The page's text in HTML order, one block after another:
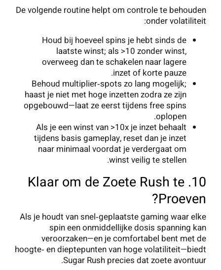
De volgende routine helpt om controle te behouden
onder volatiliteit:
Houd bij hoeveel spins je hebt sinds de
laatste winst; als >10 zonder winst,
overweeg dan te schakelen naar lagere
inzet of korte pauze.
Behoud multiplier‑spots zo lang mogelijk;
haast je niet met hoge inzetten zodra ze zijn
opgebouwd—laat ze eerst tijdens free spins
oplopen.
Als je een winst van >10x je inzet behaalt
tijdens basis gameplay, reset dan je inzet
naar minimaal voordat je verdergaat om
winst veilig te stellen.
10. Klaar om de Zoete Rush te
Proeven?
Als je houdt van snel‑geplaatste gaming waar elke
spin een onmiddellijke dosis spanning kan
veroorzaken—en je comfortabel bent met de
hoogte‑ en dieptepunten van hoge volatiliteit—biedt
Sugar Rush precies dat zoete avontuur.